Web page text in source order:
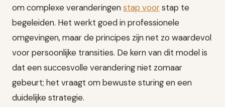
om complexe veranderingenstap voorstap te
begeleiden. Het werkt goed in professionele
omgevingen, maar de principes zijn net zo waardevol
voor persoonlijke transities. De kern van dit model is
dat een succesvolle verandering niet zomaar
gebeurt; het vraagt om bewuste sturing en een
duidelijke strategie.